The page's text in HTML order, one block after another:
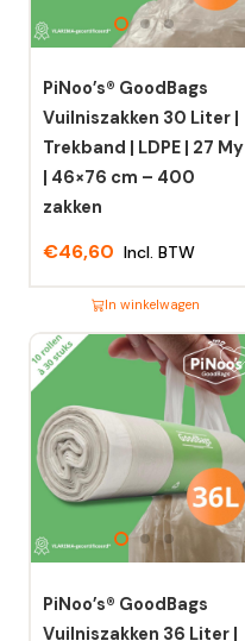
PiNoo’s® GoodBags
Vuilniszakken 30 Liter |
Trekband | LDPE | 27 My
| 46×76 cm – 400
zakken
€46,60 Incl. BTW
In winkelwagen
Dit
product
heeft
meerdere
variaties.
Deze
kan
worden
op
PiNoo’s® GoodBags
Vuilniszakken 36 Liter |